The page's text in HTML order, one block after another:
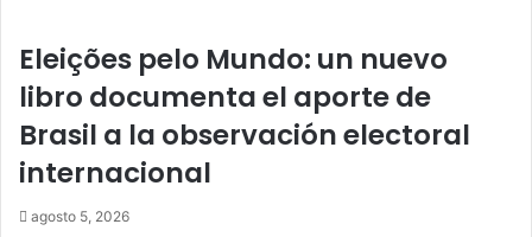
Eleições pelo Mundo: un nuevo
libro documenta el aporte de
Brasil a la observación electoral
internacional
agosto 5, 2026